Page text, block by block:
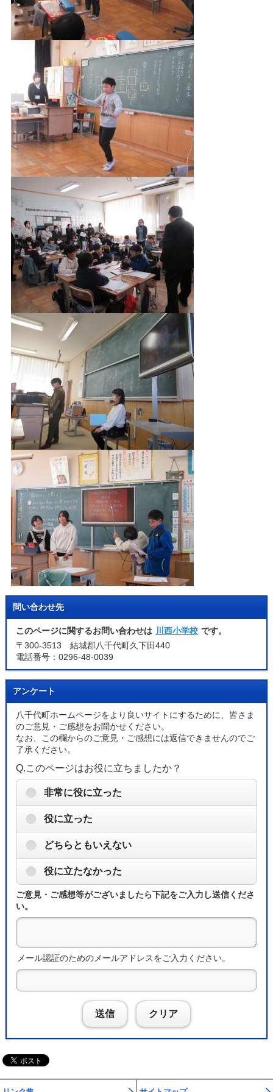
問い合わせ先
このページに関するお問い合わせは 川西小学校 です。
〒300-3513 結城郡八千代町久下田440
電話番号：0296-48-0039
アンケート
八千代町ホームページをより良いサイトにするために、皆さま
のご意見・ご感想をお聞かせください。
なお、この欄からのご意見・ご感想には返信できませんのでご
了承ください。
Q.このページはお役に立ちましたか？
非常に役に立った
役に立った
どちらともいえない
役に立たなかった
ご意見・ご感想等がございましたら下記をご入力し送信くださ
い。
メール認証のためのメールアドレスをご入力ください。
送信 クリア